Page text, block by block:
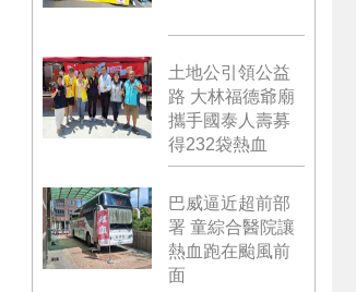
土地公引領公益
路 大林福德爺廟
攜手國泰人壽募
得232袋熱血
巴威逼近超前部
署 童綜合醫院讓
熱血跑在颱風前
面